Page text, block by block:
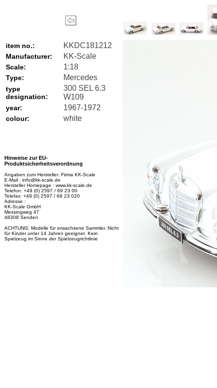
item no.: KKDC181212
Manufacturer: KK-Scale
Scale: 1:18
Type: Mercedes
type
designation:
300 SEL 6.3
W109
year: 1967-1972
colour: white
Hinweise zur EU-
Produktsicherheitsverordnung
Angaben zum Hersteller: Firma KK-Scale
E-Mail : info@kk-scale.de
Hersteller Homepage : www.kk-scale.de
Telefon: +49 (0) 2597 / 69 23 00
Telefax: +49 (0) 2597 / 69 23 020
Adresse :
KK-Scale GmbH
Messingweg 47
48308 Senden
ACHTUNG: Modelle für erwachsene Sammler. Nicht
für Kinder unter 14 Jahren geeignet. Kein
Spielzeug im Sinne der Spielzeugrichtlinie